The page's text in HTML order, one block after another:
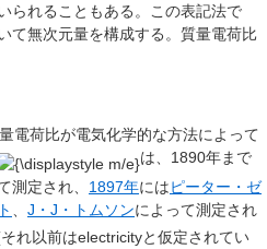
られることもある。この表記法で
て無次元量を構成する。質量電荷比
電荷比が電気化学的な方法によって
は、1890年まで
測定され、 1897年にはピーター・ゼ
J・J・トムソンによって測定され
れ以前はelectricityと仮定されてい